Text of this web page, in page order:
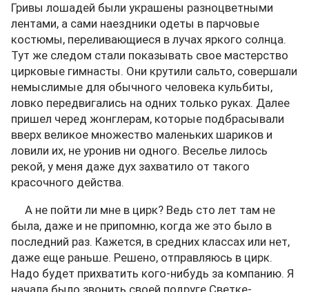
Гривы лошадей были украшены разноцветными
лентами, а сами наездники одеты в парчовые
костюмы, переливающиеся в лучах яркого солнца.
Тут же следом стали показывать свое мастерство
цирковые гимнасты. Они крутили сальто, совершали
немыслимые для обычного человека кульбиты,
ловко передвигались на одних только руках. Далее
пришел черед жонглерам, которые подбрасывали
вверх великое множество маленьких шариков и
ловили их, не уронив ни одного. Веселье лилось
рекой, у меня даже дух захватило от такого
красочного действа.
А не пойти ли мне в цирк? Ведь сто лет там не
была, даже и не припомню, когда же это было в
последний раз. Кажется, в средних классах или нет,
даже еще раньше. Решено, отправляюсь в цирк.
Надо будет прихватить кого-нибудь за компанию. Я
начала было звонить своей подруге Светке-